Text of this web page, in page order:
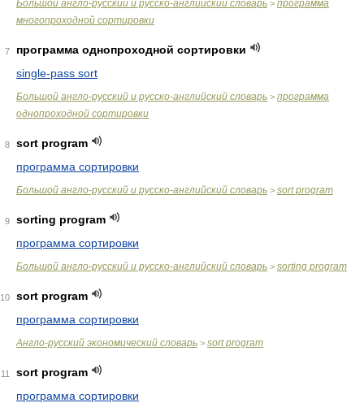
Большой англо-русский и русско-английский словарь > программа
многопроходной сортировки
7
программа однопроходной сортировки
single-pass sort
Большой англо-русский и русско-английский словарь > программа
однопроходной сортировки
8
sort program
программа сортировки
Большой англо-русский и русско-английский словарь > sort program
9
sorting program
программа сортировки
Большой англо-русский и русско-английский словарь > sorting program
10
sort program
программа сортировки
Англо-русский экономический словарь > sort program
11
sort program
программа сортировки